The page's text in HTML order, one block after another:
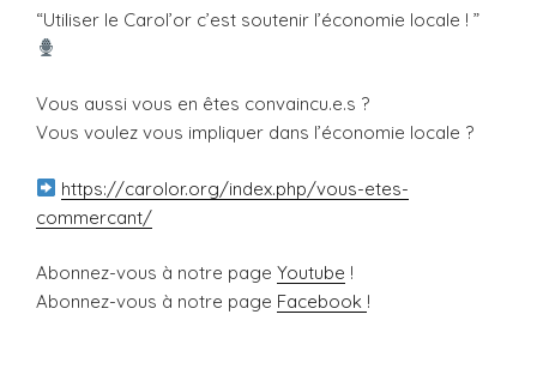
“Utiliser le Carol’or c’est soutenir l’économie locale ! ”
Vous aussi vous en êtes convaincu.e.s ?
Vous voulez vous impliquer dans l’économie locale ?
https://carolor.org/index.php/vous-etes-
commercant/
Abonnez-vous à notre page Youtube !
Abonnez-vous à notre page Facebook !